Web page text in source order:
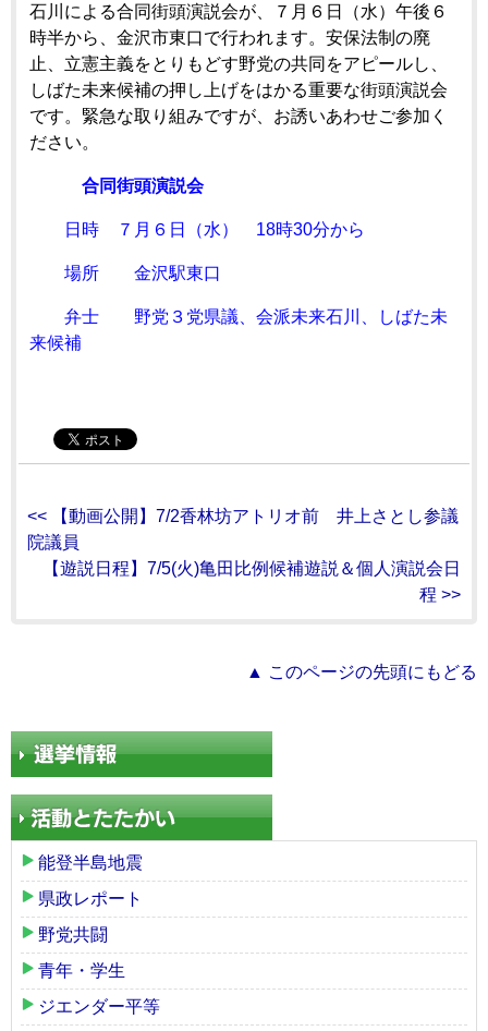
石川による合同街頭演説会が、７月６日（水）午後６
時半から、金沢市東口で行われます。安保法制の廃
止、立憲主義をとりもどす野党の共同をアピールし、
しばた未来候補の押し上げをはかる重要な街頭演説会
です。緊急な取り組みですが、お誘いあわせご参加く
ださい。
合同街頭演説会
日時 ７月６日（水） 18時30分から
場所 金沢駅東口
弁士 野党３党県議、会派未来石川、しばた未
来候補
<< 【動画公開】7/2香林坊アトリオ前 井上さとし参議
院議員
【遊説日程】7/5(火)亀田比例候補遊説＆個人演説会日
程 >>
▲ このページの先頭にもどる
能登半島地震
県政レポート
野党共闘
青年・学生
ジエンダー平等